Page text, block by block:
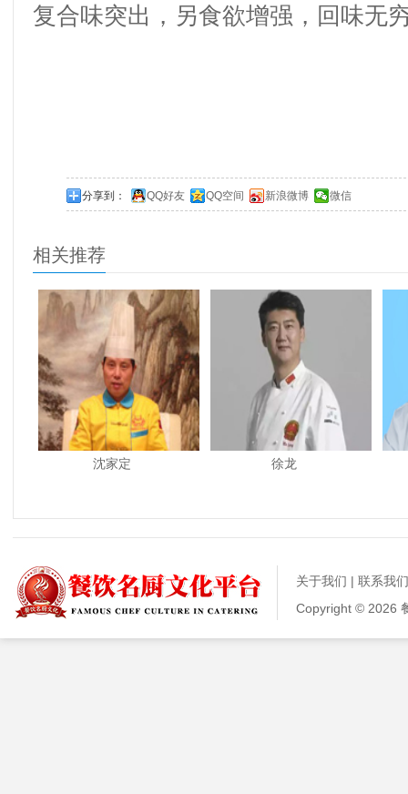
复合味突出，另食欲增强，回味无
分享到： QQ好友 QQ空间 新浪微博 微信
相关推荐
沈家定 徐龙
关于我们 | 联系我们
Copyright © 2026